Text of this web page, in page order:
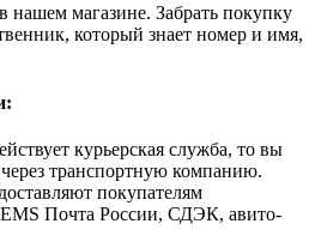
нашем магазине. Забрать покупку
который знает номер и имя,
курьерская служба, то вы
через транспортную компанию.
покупателям
Почта России, СДЭК, авито-